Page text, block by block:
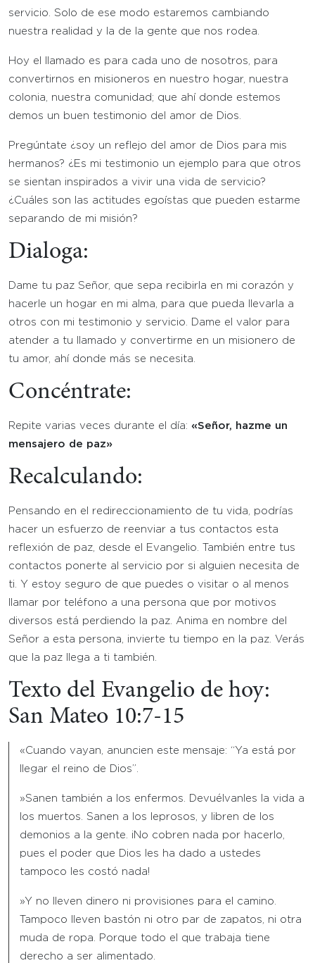
servicio. Solo de ese modo estaremos cambiando
nuestra realidad y la de la gente que nos rodea.
Hoy el llamado es para cada uno de nosotros, para
convertirnos en misioneros en nuestro hogar, nuestra
colonia, nuestra comunidad; que ahí donde estemos
demos un buen testimonio del amor de Dios.
Pregúntate ¿soy un reflejo del amor de Dios para mis
hermanos? ¿Es mi testimonio un ejemplo para que otros
se sientan inspirados a vivir una vida de servicio?
¿Cuáles son las actitudes egoístas que pueden estarme
separando de mi misión?
Dialoga:
Dame tu paz Señor, que sepa recibirla en mi corazón y
hacerle un hogar en mi alma, para que pueda llevarla a
otros con mi testimonio y servicio. Dame el valor para
atender a tu llamado y convertirme en un misionero de
tu amor, ahí donde más se necesita.
Concéntrate:
Repite varias veces durante el día: «Señor, hazme un
mensajero de paz»
Recalculando:
Pensando en el redireccionamiento de tu vida, podrías
hacer un esfuerzo de reenviar a tus contactos esta
reflexión de paz, desde el Evangelio. También entre tus
contactos ponerte al servicio por si alguien necesita de
ti. Y estoy seguro de que puedes o visitar o al menos
llamar por teléfono a una persona que por motivos
diversos está perdiendo la paz. Anima en nombre del
Señor a esta persona, invierte tu tiempo en la paz. Verás
que la paz llega a ti también.
Texto del Evangelio de hoy:
San Mateo 10:7-15
«Cuando vayan, anuncien este mensaje: “Ya está por
llegar el reino de Dios”.
»Sanen también a los enfermos. Devuélvanles la vida a
los muertos. Sanen a los leprosos, y libren de los
demonios a la gente. ¡No cobren nada por hacerlo,
pues el poder que Dios les ha dado a ustedes
tampoco les costó nada!
»Y no lleven dinero ni provisiones para el camino.
Tampoco lleven bastón ni otro par de zapatos, ni otra
muda de ropa. Porque todo el que trabaja tiene
derecho a ser alimentado.